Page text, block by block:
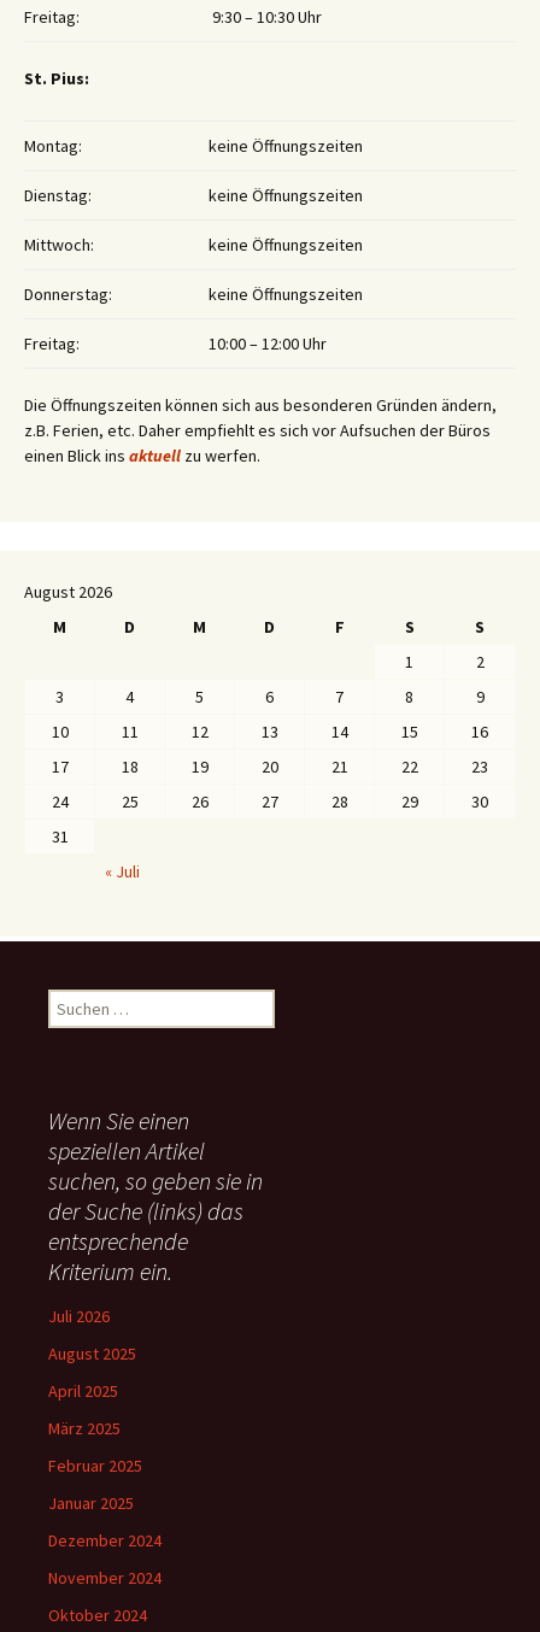
Freitag: 9:30 – 10:30 Uhr
St. Pius:
Montag: keine Öffnungszeiten
Dienstag: keine Öffnungszeiten
Mittwoch: keine Öffnungszeiten
Donnerstag: keine Öffnungszeiten
Freitag: 10:00 – 12:00 Uhr
Die Öffnungszeiten können sich aus besonderen Gründen ändern,
z.B. Ferien, etc. Daher empfiehlt es sich vor Aufsuchen der Büros
einen Blick ins aktuell zu werfen.
August 2026
M
D M D F S
S
1
2
3
4 5 6 7 8
9
10
11 12 13 14 15
16
17
18 19 20 21 22
23
24
25 26 27 28 29
30
31
« Juli
u
n
n
a
c
:
Wenn Sie einen
speziellen Artikel
suchen, so geben sie in
der Suche (links) das
entsprechende
Kriterium ein.
Juli 2026
August 2025
April 2025
März 2025
Februar 2025
Januar 2025
Dezember 2024
November 2024
Oktober 2024